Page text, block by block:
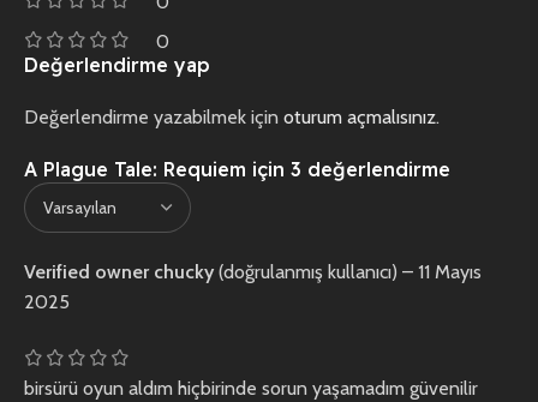
0
A Plague Tale: Requiem için 3 değerlendirme
Verified owner chucky(doğrulanmış kullanıcı) – 11 Mayıs
2025
birsürü oyun aldım hiçbirinde sorun yaşamadım güvenilir
Değerlendirme yap
Değerlendirme yazabilmek için oturum açmalısınız.